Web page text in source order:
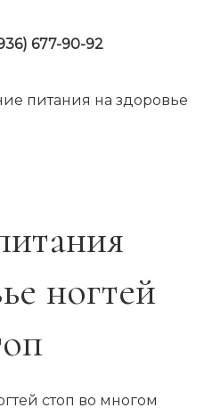
677-90-92
питания на здоровье
ногтей
стоп во многом